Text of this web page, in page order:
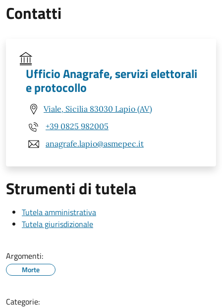
Contatti
Ufficio Anagrafe, servizi elettorali
e protocollo
Viale, Sicilia 83030 Lapio (AV)
+39 0825 982005
anagrafe.lapio@asmepec.it
Strumenti di tutela
Tutela amministrativa
Tutela giurisdizionale
Argomenti:
Morte
Categorie: